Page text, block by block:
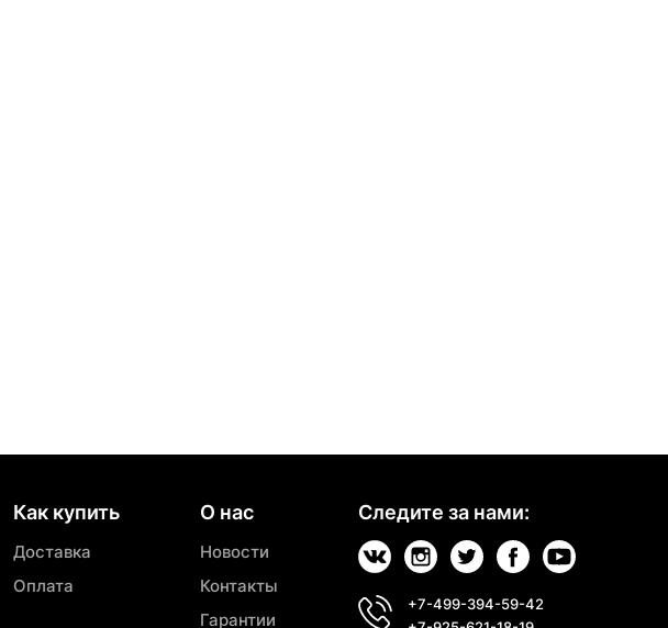
Как купить
Доставка
Оплата
О нас
Новости
Контакты
Гарантии
Следите за нами:
+7-499-394-59-42